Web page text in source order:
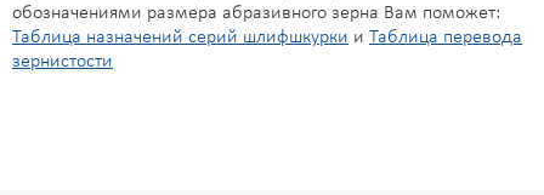
обозначениями размера абразивного зерна Вам поможет:
Таблица назначений серий шлифшкурки и Таблица перевода
зернистости